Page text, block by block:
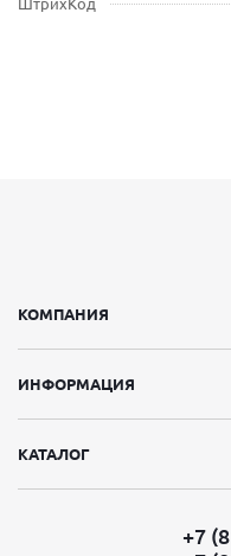
ШтрихКод
КОМПАНИЯ
ИНФОРМАЦИЯ
КАТАЛОГ
+7